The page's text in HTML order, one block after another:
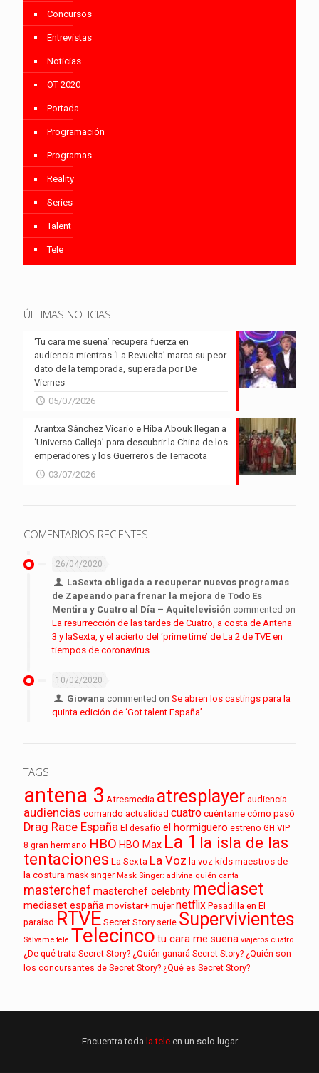
Concursos
Entrevistas
Noticias
OT 2020
Portada
Programación
Programas
Reality
Series
Talent
Tele
ÚLTIMAS NOTICIAS
‘Tu cara me suena’ recupera fuerza en
audiencia mientras ‘La Revuelta’ marca su peor
dato de la temporada, superada por De
Viernes
05/07/2026
Arantxa Sánchez Vicario e Hiba Abouk llegan a
‘Universo Calleja’ para descubrir la China de los
emperadores y los Guerreros de Terracota
03/07/2026
COMENTARIOS RECIENTES
26/04/2020
LaSexta obligada a recuperar nuevos programas
de Zapeando para frenar la mejora de Todo Es
Mentira y Cuatro al Día – Aquitelevisión commented on
La resurrección de las tardes de Cuatro, a costa de Antena
3 y laSexta, y el acierto del ‘prime time’ de La 2 de TVE en
tiempos de coronavirus
10/02/2020
Giovana commented onSe abren los castings para la
quinta edición de ‘Got talent España’
TAGS
antena 3 Atresmedia atresplayeraudiencia
audiencias comando actualidad cuatrocuéntame cómo pasó
Drag Race España El desafío el hormiguero estreno GH VIP
8 gran hermano HBO HBO Max La 1 la isla de las
tentaciones La Sexta La Voz la voz kids maestros de
la costura mask singer Mask Singer: adivina quién canta
masterchef masterchef celebrity mediaset
mediaset españamovistar+ mujer netflix Pesadilla en El
paraíso RTVE Secret Story serie Supervivientes
Sálvame tele Telecinco tu cara me suena viajeros cuatro
¿De qué trata Secret Story? ¿Quién ganará Secret Story? ¿Quién son
los concursantes de Secret Story? ¿Qué es Secret Story?
Encuentra toda la tele en un solo lugar